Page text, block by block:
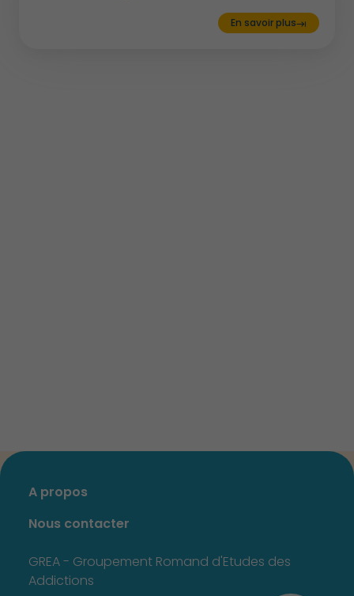
En savoir pluskeyboard_tab
A propos
Nous contacter
GREA - Groupement Romand d'Etudes des
Addictions